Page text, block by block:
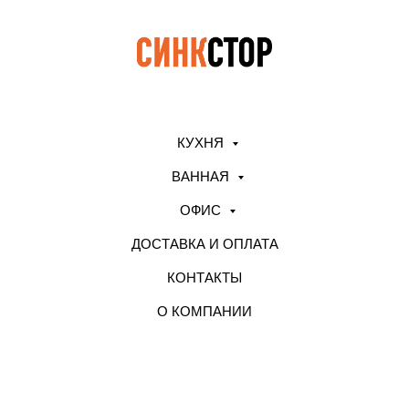
КУХНЯ
ВАННАЯ
ОФИС
ДОСТАВКА И ОПЛАТА
КОНТАКТЫ
О КОМПАНИИ